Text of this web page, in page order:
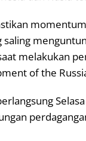
saling
melakukan
of the